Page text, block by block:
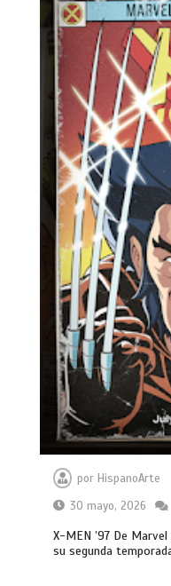
por HispanoArte
30 mayo, 2026
X-MEN ’97 De
su segunda